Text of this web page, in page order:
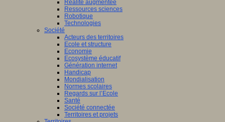
Réalité augmentée
Ressources sciences
Robotique
Technologies
Société
Acteurs des territoires
Ecole et structure
Economie
Ecosystème éducatif
Génération internet
Handicap
Mondialisation
Normes scolaires
Regards sur l’Ecole
Santé
Société connectée
Territoires et projets